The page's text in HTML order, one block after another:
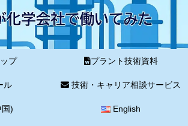
プ プラント技術資料
ル 技術・キャリア相談サービス
) English